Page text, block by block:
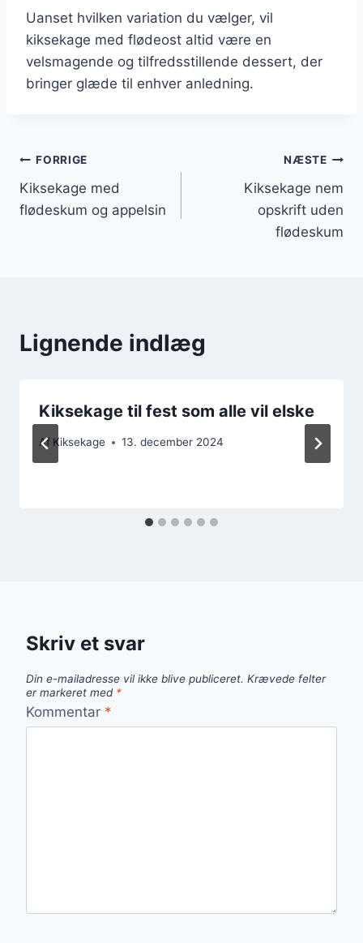
Uanset hvilken variation du vælger, vil
kiksekage med flødeost altid være en
velsmagende og tilfredsstillende dessert, der
bringer glæde til enhver anledning.
Indlægsnavigation
FORRIGE
Kiksekage med
flødeskum og appelsin
NÆSTE
Kiksekage nem
opskrift uden
flødeskum
Lignende indlæg
Kiksekage til fest som alle vil elske
Af Kiksekage 13. december 2024
Skriv et svar
Din e-mailadresse vil ikke blive publiceret. Krævede felter
er markeret med *
Kommentar *